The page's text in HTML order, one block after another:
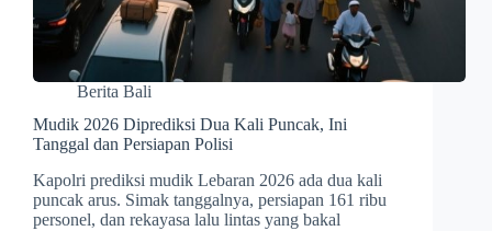
Berita Bali
Mudik 2026 Diprediksi Dua Kali Puncak, Ini
Tanggal dan Persiapan Polisi
Kapolri prediksi mudik Lebaran 2026 ada dua kali
puncak arus. Simak tanggalnya, persiapan 161 ribu
personel, dan rekayasa lalu lintas yang bakal